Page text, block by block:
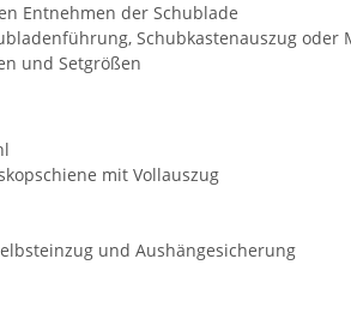
Entnehmen der Schublade
Schubkastenauszug oder
und Setgrößen
mit Vollauszug
und Aushängesicherung